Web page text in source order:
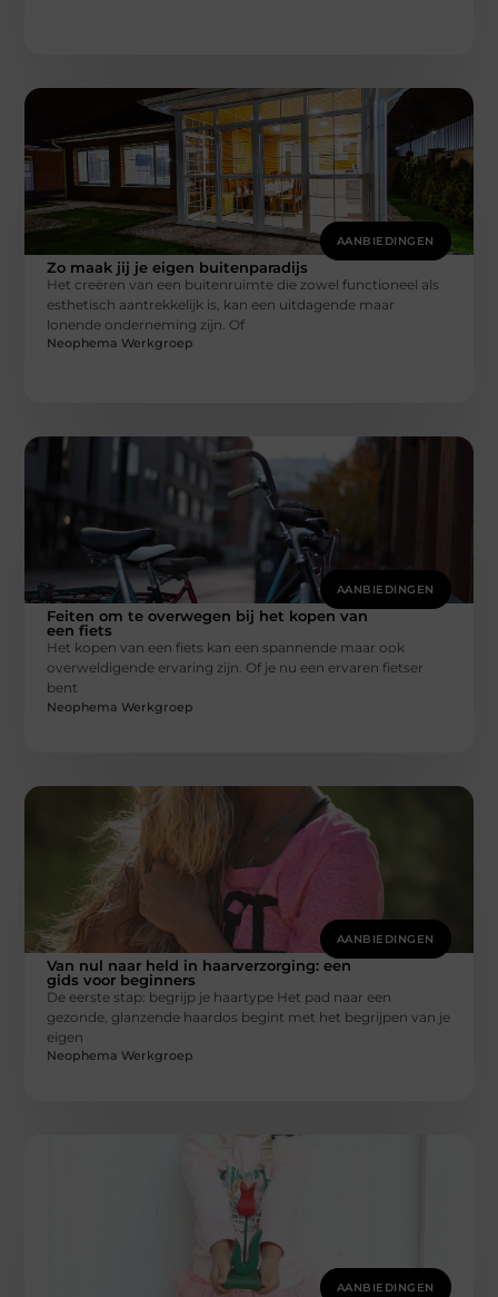
AANBIEDINGEN
Zo maak jij je eigen buitenparadijs
Het creëren van een buitenruimte die zowel functioneel als
esthetisch aantrekkelijk is, kan een uitdagende maar
lonende onderneming zijn. Of
Neophema Werkgroep
AANBIEDINGEN
Feiten om te overwegen bij het kopen van
een fiets
Het kopen van een fiets kan een spannende maar ook
overweldigende ervaring zijn. Of je nu een ervaren fietser
bent
Neophema Werkgroep
AANBIEDINGEN
Van nul naar held in haarverzorging: een
gids voor beginners
De eerste stap: begrijp je haartype Het pad naar een
gezonde, glanzende haardos begint met het begrijpen van je
eigen
Neophema Werkgroep
AANBIEDINGEN